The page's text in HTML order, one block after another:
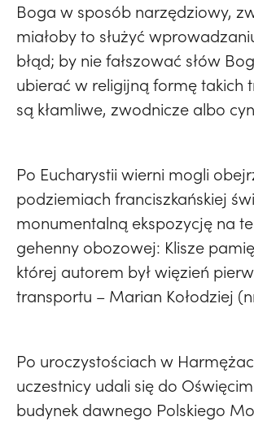
Boga w sposób narzędziowy,
miałoby to służyć
błąd; by nie fałszować słów
ubierać w religijną formę takich
są kłamliwe, zwodnicze albo
Po Eucharystii wierni mogli
podziemiach franciszkańskiej
monumentalną ekspozycję na
gehenny obozowej: Klisze
której autorem był więzień
transportu – Marian Kołodziej
Po uroczystościach w
uczestnicy udali się do
budynek dawnego Polskiego